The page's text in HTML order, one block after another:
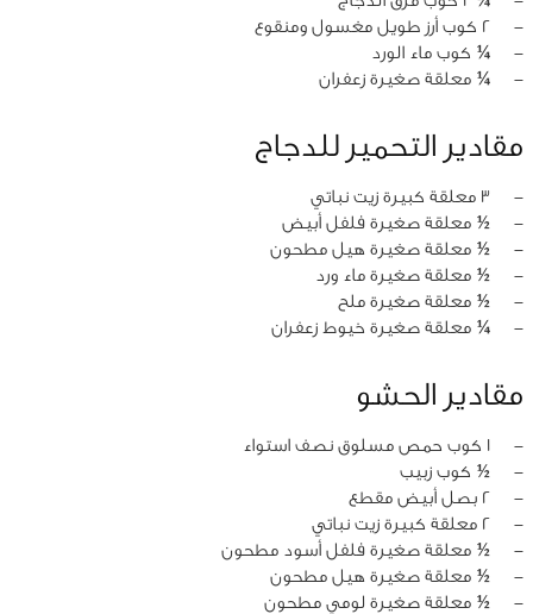
‏-
2 كوب أرز طويل مغسول ومنقوع
‏-
¼ كوب ماء الورد
‏-
¼ معلقة صغيرة زعفران
مقادير التحمير للدجاج
‏-
3 معلقة كبيرة زيت نباتي
‏-
½ معلقة صغيرة فلفل أبيض
‏-
½ معلقة صغيرة هيل مطحون
‏-
½ معلقة صغيرة ماء ورد
‏-
½ معلقة صغيرة ملح
‏-
¼ معلقة صغيرة خيوط زعفران
مقادير الحشو
‏-
1 كوب حمص مسلوق نصف استواء
‏-
½ كوب زبيب
‏-
2 بصل أبيض مقطع
‏-
2 معلقة كبيرة زيت نباتي
‏-
½ معلقة صغيرة فلفل أسود مطحون
‏-
½ معلقة صغيرة هيل مطحون
‏-
½ معلقة صغيرة لومي مطحون